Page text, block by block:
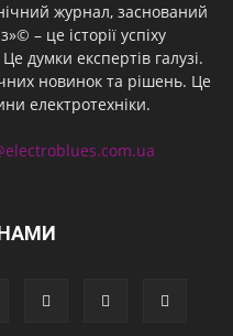
журнал, заснований
– це історії успіху
думки експертів галузі.
новинок та рішень. Це
електротехніки.